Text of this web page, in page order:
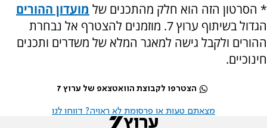
* הסרטון הזה הוא חלק מהתכנים של מועדון ההורים
הגדול בשיתוף ערוץ 7. מוזמנים להצטרף אל נבחרת
ההורים ולקבל גישה למאגר המלא של משדרים ותכנים
חינוכיים.
הצטרפו לקבוצת הוואטצאפ של ערוץ 7
מצאתם טעות או פרסומת לא ראויה? דווחו לנו